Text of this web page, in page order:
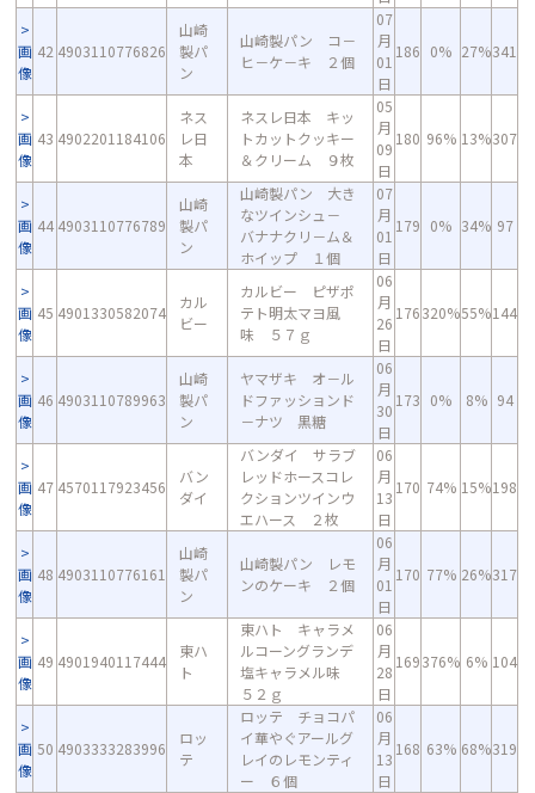
画
像
42 4903110776826
山崎
製パ
ン
山崎製パン コ－
ヒ－ケ－キ ２個
07
月
01
日
186 0% 27%341
画
像
43 4902201184106
ネス
レ日
本
ネスレ日本 キッ
トカットクッキー
＆クリーム ９枚
05
月
09
日
180 96% 13%307
画
像
44 4903110776789
山崎
製パ
ン
山崎製パン 大き
なツインシュ－
バナナクリ－ム＆
ホイップ １個
07
月
01
日
179 0% 34% 97
画
像
45 4901330582074
カル
ビー
カルビー ピザポ
テト明太マヨ風
味 ５７ｇ
06
月
26
日
176320%55%144
画
像
46 4903110789963
山崎
製パ
ン
ヤマザキ オ－ル
ドファッションド
－ナツ 黒糖
06
月
30
日
173 0% 8% 94
画
像
47 4570117923456
バン
ダイ
バンダイ サラブ
レッドホースコレ
クションツインウ
エハース ２枚
06
月
13
日
170 74% 15%198
画
像
48 4903110776161
山崎
製パ
ン
山崎製パン レモ
ンのケーキ ２個
06
月
01
日
170 77% 26%317
画
像
49 4901940117444
東ハ
ト
東ハト キャラメ
ルコーングランデ
塩キャラメル味
５２ｇ
06
月
28
日
169376% 6% 104
画
像
50 4903333283996
ロッ
テ
ロッテ チョコパ
イ華やぐアールグ
レイのレモンティ
ー ６個
06
月
13
日
168 63% 68%319